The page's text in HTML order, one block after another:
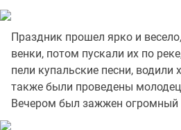
Праздник прошел ярко и
венки, потом пускали их по
пели купальские песни, водили
также были проведены
Вечером был зажжен огромный